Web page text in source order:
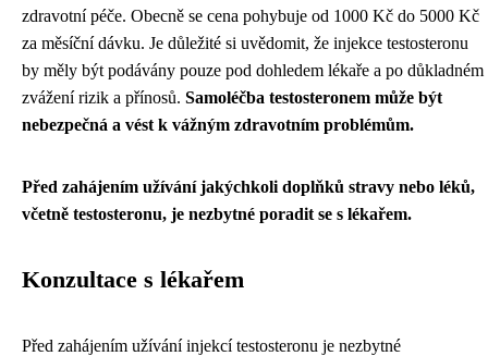
zdravotní péče. Obecně se cena pohybuje od 1000 Kč do 5000 Kč
za měsíční dávku. Je důležité si uvědomit, že injekce testosteronu
by měly být podávány pouze pod dohledem lékaře a po důkladném
zvážení rizik a přínosů. Samoléčba testosteronem může být
nebezpečná a vést k vážným zdravotním problémům.
Před zahájením užívání jakýchkoli doplňků stravy nebo léků,
včetně testosteronu, je nezbytné poradit se s lékařem.
Konzultace s lékařem
Před zahájením užívání injekcí testosteronu je nezbytné